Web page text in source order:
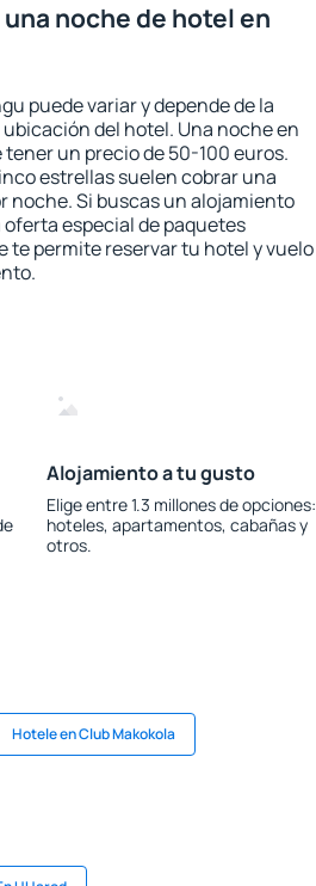
noche de hotel en
puede variar y depende de la
del hotel. Una noche en
un precio de 50-100 euros.
estrellas suelen cobrar una
noche. Si buscas un alojamiento
especial de paquetes
te permite reservar tu hotel y vuelo
Alojamiento a tu gusto
Elige entre 1.3 millones de opciones:
hoteles, apartamentos, cabañas y
otros.
Hotele en Club Makokola